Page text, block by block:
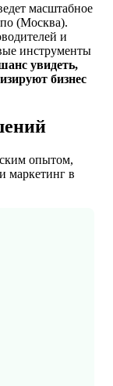
масштабное
(Москва).
и
инструменты
увидеть,
бизнес
опытом,
маркетинг в